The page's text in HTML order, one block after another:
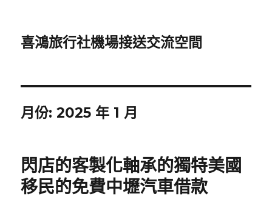
喜鴻旅行社機場接送交流空間
月份:2025 年 1 月
閃店的客製化軸承的獨特美國
移民的免費中壢汽車借款